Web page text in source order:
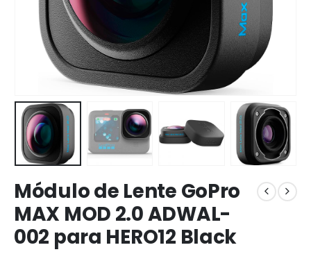
Módulo de Lente GoPro
MAX MOD 2.0 ADWAL-
002 para HERO12 Black